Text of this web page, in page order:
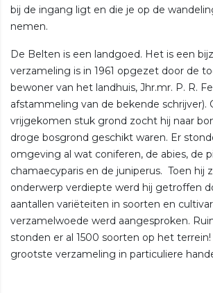
bij de ingang ligt en die je op de
nemen.
De Belten is een landgoed. Het is een
verzameling is in 1961 opgezet door de
bewoner van het landhuis, Jhr.mr. P. R.
afstammeling van de bekende schrijver).
vrijgekomen stuk grond zocht hij naar
droge bosgrond geschikt waren. Er
omgeving al wat coniferen, de abies, de
chamaecyparis en de juniperus. Toen hij
onderwerp verdiepte werd hij getroffen
aantallen variëteiten in soorten en
verzamelwoede werd aangesproken.
stonden er al 1500 soorten op het
grootste verzameling in particuliere